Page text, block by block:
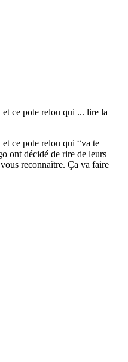
ce pote relou qui ... lire la
ce pote relou qui “va te
ont décidé de rire de leurs
reconnaître. Ça va faire